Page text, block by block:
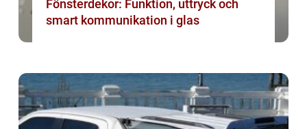
Fönsterdekor: Funktion, uttryck och
smart kommunikation i glas